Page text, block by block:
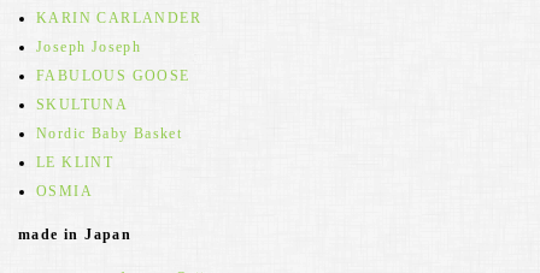
KARIN CARLANDER
Joseph Joseph
FABULOUS GOOSE
SKULTUNA
Nordic Baby Basket
LE KLINT
OSMIA
made in Japan